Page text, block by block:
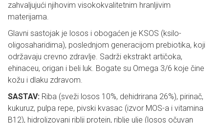
zahvaljujući njihovim visokokvalitetnim hranljivim
materijama.
Glavni sastojak je losos i obogaćen je KSOS (ksilo-
oligosaharidima), poslednjom generacijom prebiotika, koji
održavaju crevno zdravlje. Sadrži ekstrakt artičoka,
ehinaceu, origan i beli luk. Bogate su Omega 3/6 koje čine
kožu i dlaku zdravom.
SASTAV: Riba (sveži losos 10%, dehidrirana 26%), pirinač,
kukuruz, pulpa repe, pivski kvasac (izvor MOS-a i vitamina
B12), hidrolizovani riblji protein, riblje ulje (losos očuvan